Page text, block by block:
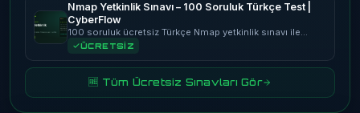
Nmap Yetkinlik Sınavı – 100 Soruluk Türkçe Test |
CyberFlow
100 soruluk ücretsiz Türkçe Nmap yetkinlik sınavı ile…
ÜCRETSİZ
🆓 Tüm Ücretsiz Sınavları Gör